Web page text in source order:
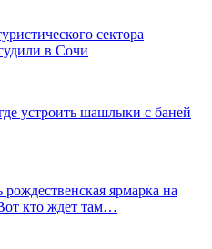
сектора
в Сочи
устроить шашлыки с баней
ярмарка на
кто ждет там…